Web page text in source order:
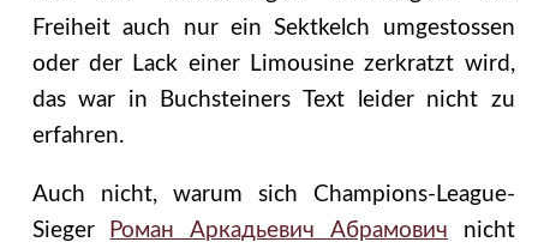
Freiheit auch nur ein Sektkelch umgestossen
oder der Lack einer Limousine zerkratzt wird,
das war in Buchsteiners Text leider nicht zu
erfahren.
Auch nicht, warum sich Champions-League-
Sieger
Роман Аркадьевич Абрамович nicht